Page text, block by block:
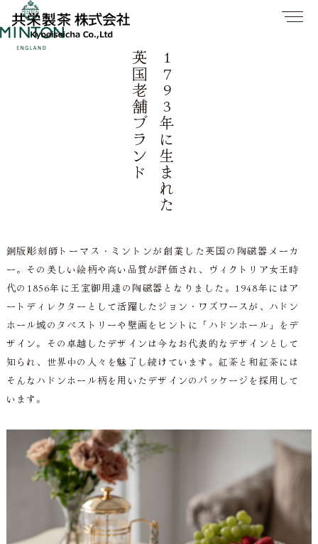
1793年に生まれた
英国老舗ブランド
銅版彫刻師トーマス・ミントンが創業した英国の陶磁器メーカ
ー。その美しい絵柄や高い品質が評価され、ヴィクトリア女王時
代の1856年に王室御用達の陶磁器となりました。1948年にはア
ートディレクターとして活躍したジョン・ワズワースが、ハドン
ホール城のタペストリーや壁画をヒントに「ハドンホール」をデ
ザイン。その卓越したデザインは今なお代表的なデザインとして
知られ、世界中の人々を魅了し続けています。紅茶と和紅茶には
そんなハドンホール柄を用いたデザインのパッケージを採用して
います。